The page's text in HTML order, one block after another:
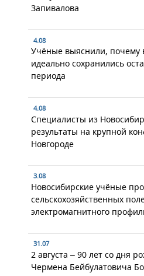
Запивалова
4.08
Учёные выяснили, почему
идеально сохранились
периода
4.08
Специалисты из
результаты на крупной
Новгороде
3.08
Новосибирские учёные
сельскохозяйственных
электромагнитного
31.07
2 августа – 90 лет со дня
Чермена Бейбулатовича